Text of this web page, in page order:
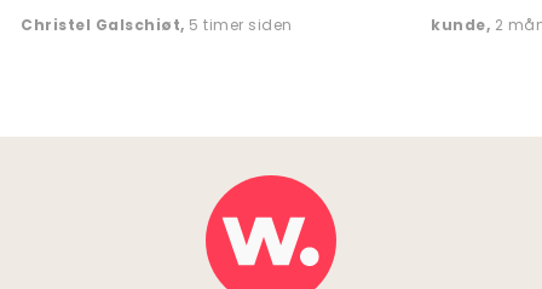
Christel Galschiøt, 5 timer siden kunde, 2